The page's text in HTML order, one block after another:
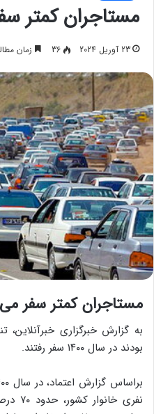
مستاجران کمتر
23 آوریل 2024 36 زمان
مستاجران کمتر سفر
بودند در سال ۱۴۰۰ سفر رفتند.